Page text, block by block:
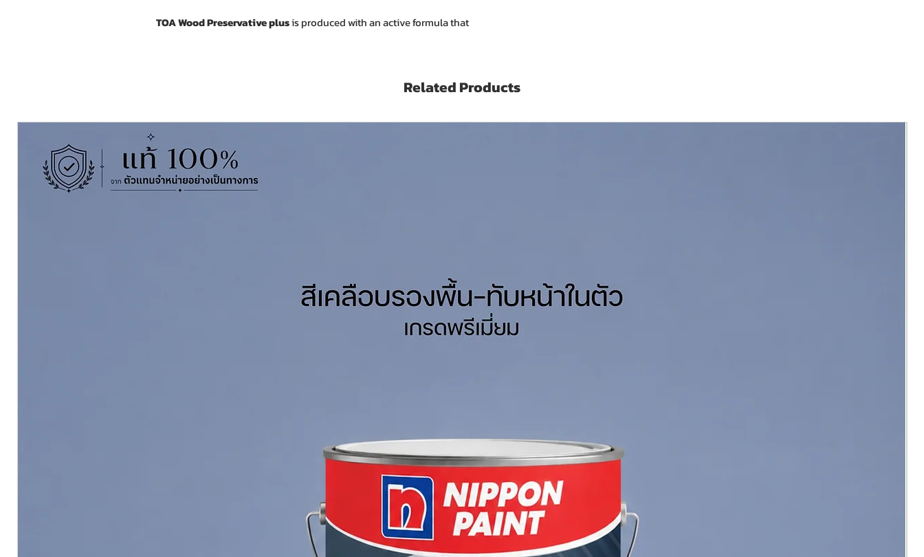
TOA Wood Preservative plusis produced with an active formula that
Related Products